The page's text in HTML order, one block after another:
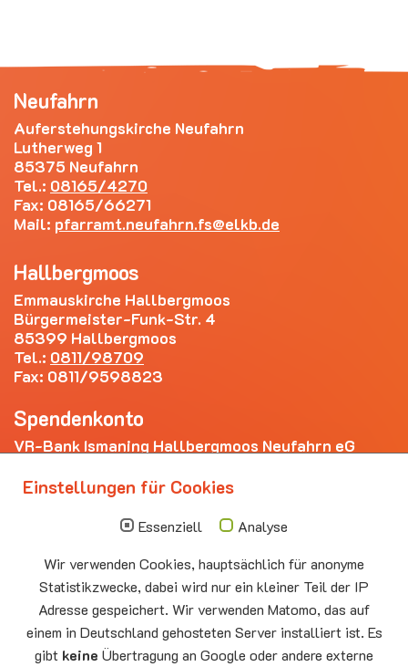
Neufahrn
Auferstehungskirche Neufahrn
Lutherweg 1
85375 Neufahrn
Tel.: 08165/4270
Fax: 08165/66271
Mail: pfarramt.neufahrn.fs elkb.de
Hallbergmoos
Emmauskirche Hallbergmoos
Bürgermeister-Funk-Str. 4
85399 Hallbergmoos
Tel.: 0811/98709
Fax: 0811/9598823
Spendenkonto
VR-Bank Ismaning Hallbergmoos Neufahrn eG
Die nächsten Termine
10.00 - 11.00
Auferstehungskirche Neufahrn
Montag
15.00 - 17.00
10.08
Senioren-Spieletreff Neufahrn
Auferstehungskirche Neufahrn
Einstellungen für Cookies
Essenziell
Analyse
Wir verwenden Cookies, hauptsächlich für anonyme
Statistikzwecke, dabei wird nur ein kleiner Teil der IP
Adresse gespeichert. Wir verwenden Matomo, das auf
einem in Deutschland gehosteten Server installiert ist. Es
gibt keine Übertragung an Google oder andere externe